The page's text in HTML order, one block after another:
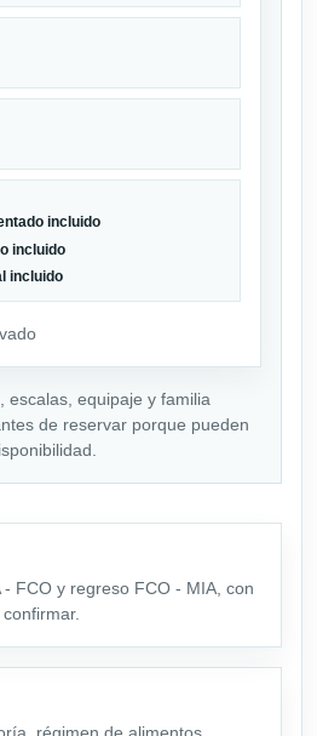
incluido
incluido
incluido
escalas, equipaje y familia
de reservar porque pueden
FCO y regreso FCO - MIA, con